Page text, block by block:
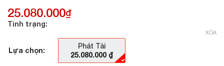
25.080.000₫
Tình trạng:
Lựa chọn:
Phát Tài
25.080.000 ₫
XÓA